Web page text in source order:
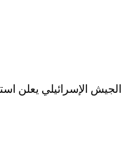
الجيش الإسرائيلي يعلن